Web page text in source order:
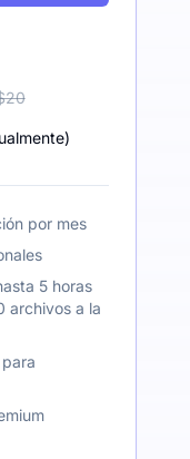
)
por mes
5 horas
archivos a la